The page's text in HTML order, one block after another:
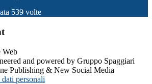
539 volte
and powered by Gruppo Spaggiari
Publishing & New Social Media
personali